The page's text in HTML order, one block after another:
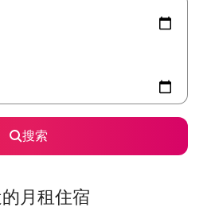
搜索
月租住宿